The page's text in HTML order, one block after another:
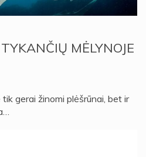
MĖLYNOJE
gerai žinomi plėšrūnai, bet ir